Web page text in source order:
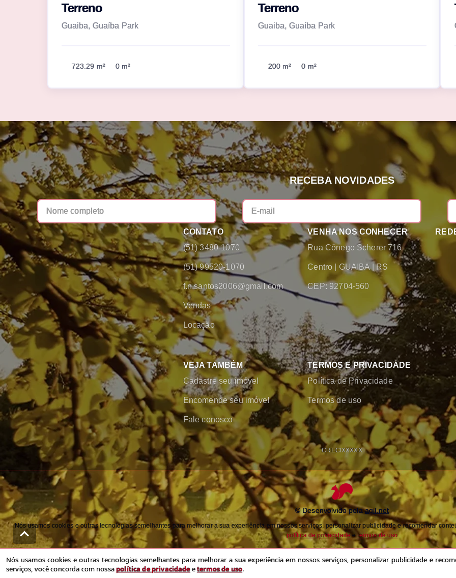
Terreno
Guaiba, Guaíba Park
723.29 m² 0 m²
Terreno
Guaiba, Guaíba Park
200 m² 0 m²
RECEBA NOVIDADES
CONTATO
(51) 3480-1070
(51) 99520-1070
f.n.santos2006@gmail.com
Vendas
Locação
VENHA NOS CONHECER
Rua Cônego Scherer 716
Centro GUAIBA |RS
CEP: 92704-560
VEJA TAMBÉM
Cadastre seu imóvel
Encomende seu imóvel
Fale conosco
TERMOS E PRIVACIDADE
Política de Privacidade
Termos de uso
CRECI XXXXX
© Desenvolvido pelaagil.net
Nós usamos cookies e outras tecnologias semelhantes para melhorar a sua experiência em nossos serviços, personalizar publicidade e recomendar
política de privacidadeetermos de uso
Nós usamos cookies e outras tecnologias semelhantes para melhorar a sua experiência em nossos serviços, personalizar publicidade e
serviços, você concorda com nossapolítica de privacidadeetermos de uso.